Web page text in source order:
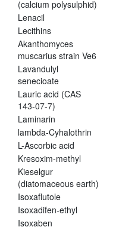
(calcium polysulphid)
Lenacil
Lecithins
Akanthomyces
muscarius strain Ve6
Lavandulyl
senecioate
Lauric acid (CAS
143-07-7)
Laminarin
lambda-Cyhalothrin
L-Ascorbic acid
Kresoxim-methyl
Kieselgur
(diatomaceous earth)
Isoxaflutole
Isoxadifen-ethyl
Isoxaben